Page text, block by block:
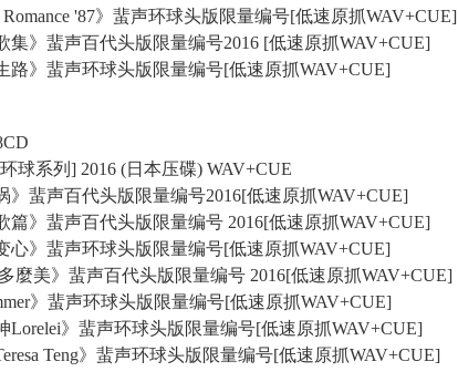
Romance '87》蜚声环球头版限量编号[低速原抓WAV+CUE]
集》蜚声百代头版限量编号2016 [低速原抓WAV+CUE]
路》蜚声环球头版限量编号[低速原抓WAV+CUE]
球系列] 2016 (日本压碟) WAV+CUE
》蜚声百代头版限量编号2016[低速原抓WAV+CUE]
篇》蜚声百代头版限量编号 2016[低速原抓WAV+CUE]
心》蜚声环球头版限量编号[低速原抓WAV+CUE]
麼美》蜚声百代头版限量编号 2016[低速原抓WAV+CUE]
》蜚声环球头版限量编号[低速原抓WAV+CUE]
Lorelei》蜚声环球头版限量编号[低速原抓WAV+CUE]
Teng》蜚声环球头版限量编号[低速原抓WAV+CUE]